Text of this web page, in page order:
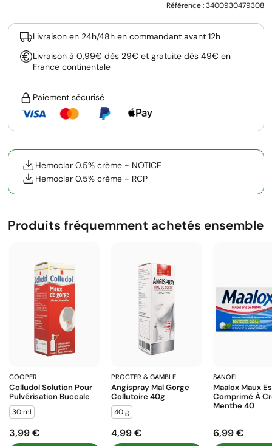
Référence :3400930479308
Livraison en 24h/48h en commandant avant 12h
Livraison à 0,99€ dès 29€ et gratuite dès 49€ en
France continentale
Paiement sécurisé
Hemoclar 0.5% crème - NOTICE
Hemoclar 0.5% crème - RCP
Produits fréquemment achetés ensemble
COOPER
Colludol Solution Pour
Pulvérisation Buccale
30 ml
Prix
3,99 €
PROCTER & GAMBLE
Angispray Mal Gorge
Collutoire 40g
40 g
Prix
4,99 €
SANOFI
Maalox Maux
Comprimé À
Menthe 40
Prix
6,99 €